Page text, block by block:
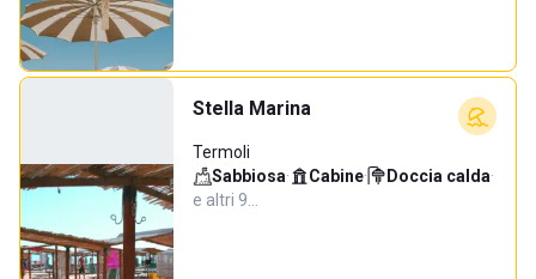
Stella Marina
Termoli
Sabbiosa· Cabine· Doccia calda·
e altri 9…